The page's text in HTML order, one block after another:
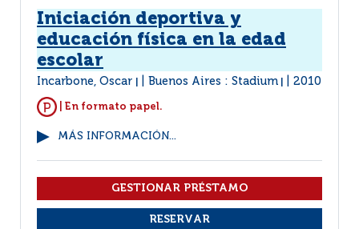
Iniciación deportiva y
educación física en la edad
escolar
Incarbone, Oscar Buenos Aires : Stadium 2010
| En formato papel.
MÁS INFORMACIÓN...